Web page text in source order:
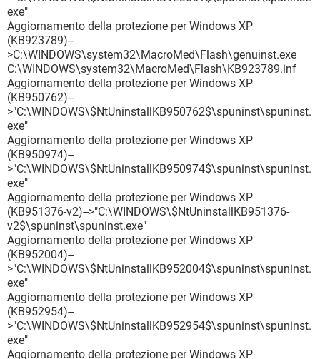
exe"
Aggiornamento della protezione per Windows XP
(KB923789)--
>C:\WINDOWS\system32\MacroMed\Flash\genuinst.exe
C:\WINDOWS\system32\MacroMed\Flash\KB923789.inf
Aggiornamento della protezione per Windows XP
(KB950762)--
>"C:\WINDOWS\$NtUninstallKB950762$\spuninst\spuninst.
exe"
Aggiornamento della protezione per Windows XP
(KB950974)--
>"C:\WINDOWS\$NtUninstallKB950974$\spuninst\spuninst.
exe"
Aggiornamento della protezione per Windows XP
(KB951376-v2)-->"C:\WINDOWS\$NtUninstallKB951376-
v2$\spuninst\spuninst.exe"
Aggiornamento della protezione per Windows XP
(KB952004)--
>"C:\WINDOWS\$NtUninstallKB952004$\spuninst\spuninst.
exe"
Aggiornamento della protezione per Windows XP
(KB952954)--
>"C:\WINDOWS\$NtUninstallKB952954$\spuninst\spuninst.
exe"
Aggiornamento della protezione per Windows XP